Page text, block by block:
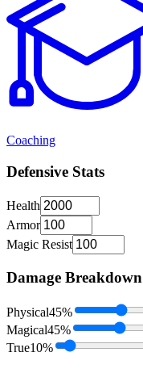
Coaching
Defensive Stats
Health
Armor
Magic Resist
Damage Breakdown
Physical45%
Magical45%
True10%